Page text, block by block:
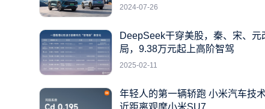
2024-07-26
DeepSeek干穿美股，秦、宋、元
局，9.38万元起上高阶智驾
2025-02-11
年轻人的第一辆轿跑 小米汽车技
近距离观摩小米SU7